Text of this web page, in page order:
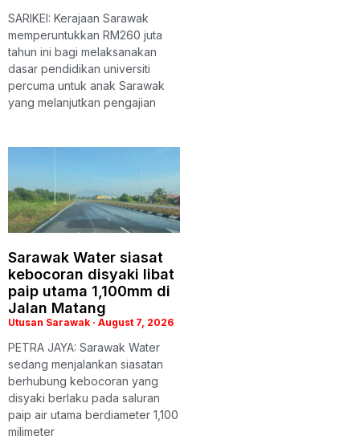
SARIKEI: Kerajaan Sarawak
memperuntukkan RM260 juta
tahun ini bagi melaksanakan
dasar pendidikan universiti
percuma untuk anak Sarawak
yang melanjutkan pengajian
Sarawak Water siasat
kebocoran disyaki libat
paip utama 1,100mm di
Jalan Matang
Utusan Sarawak August 7, 2026
PETRA JAYA: Sarawak Water
sedang menjalankan siasatan
berhubung kebocoran yang
disyaki berlaku pada saluran
paip air utama berdiameter 1,100
milimeter